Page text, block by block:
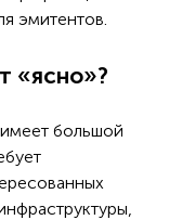
эмитентов.
«ясно»?
большой